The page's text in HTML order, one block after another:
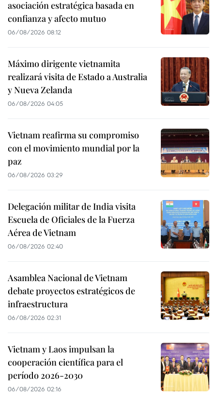
asociación estratégica basada en
confianza y afecto mutuo
06/08/2026 08:12
Máximo dirigente vietnamita
realizará visita de Estado a Australia
y Nueva Zelanda
06/08/2026 04:05
Vietnam reafirma su compromiso
con el movimiento mundial por la
paz
06/08/2026 03:29
Delegación militar de India visita
Escuela de Oficiales de la Fuerza
Aérea de Vietnam
06/08/2026 02:40
Asamblea Nacional de Vietnam
debate proyectos estratégicos de
infraestructura
06/08/2026 02:31
Vietnam y Laos impulsan la
cooperación científica para el
período 2026-2030
06/08/2026 02:16